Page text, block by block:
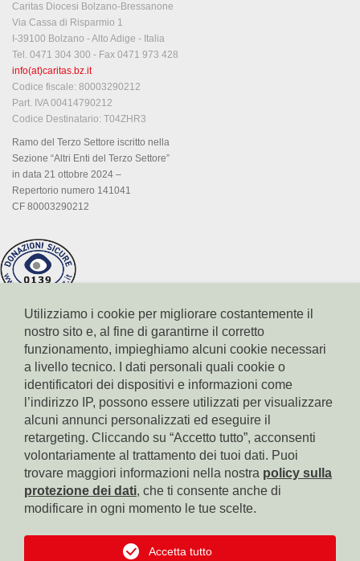
Caritas Diocesi Bolzano-Bressanone
Via Cassa di Risparmio 1
I-39100 Bolzano - Alto Adige - Italia
Tel. 0471 304 300 - Fax 0471 973 428
info(at)caritas.bz.it
Codice fiscale: 80003290212
Part. IVA 00414790212
Codice Destinatario: T04ZHR3
Ramo del Terzo Settore iscritto nella
Sezione “Altri Enti del Terzo Settore”
in data 21 ottobre 2024 –
Repertorio numero 141041
CF 80003290212
Conto corrente Cassa di Risparmio di Bolzano
IBAN: IT17X0604511601000000110801
BIC: CRBZIT2B001
Conto corrente Intesa Sanpaolo
IBAN: IT18B0306911619000006000065
BIC: BCITITMM
IBAN: IT42F0349311600000300200018
Utilizziamo i cookie per migliorare costantemente il
nostro sito e, al fine di garantirne il corretto
funzionamento, impieghiamo alcuni cookie necessari
a livello tecnico. I dati personali quali cookie o
identificatori dei dispositivi e informazioni come
l’indirizzo IP, possono essere utilizzati per visualizzare
alcuni annunci personalizzati ed eseguire il
retargeting. Cliccando su “Accetto tutto”, acconsenti
volontariamente al trattamento dei tuoi dati. Puoi
trovare maggiori informazioni nella nostra policy sulla
protezione dei dati, che ti consente anche di
modificare in ogni momento le tue scelte.
Accetta tutto